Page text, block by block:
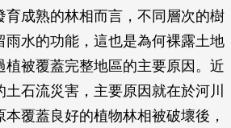
育成熟的林相而言，不同層次的樹
雨水的功能，這也是為何裸露土地
植被覆蓋完整地區的主要原因。近
石流災害，主要原因就在於河川
覆蓋良好的植物林相被破壞後，